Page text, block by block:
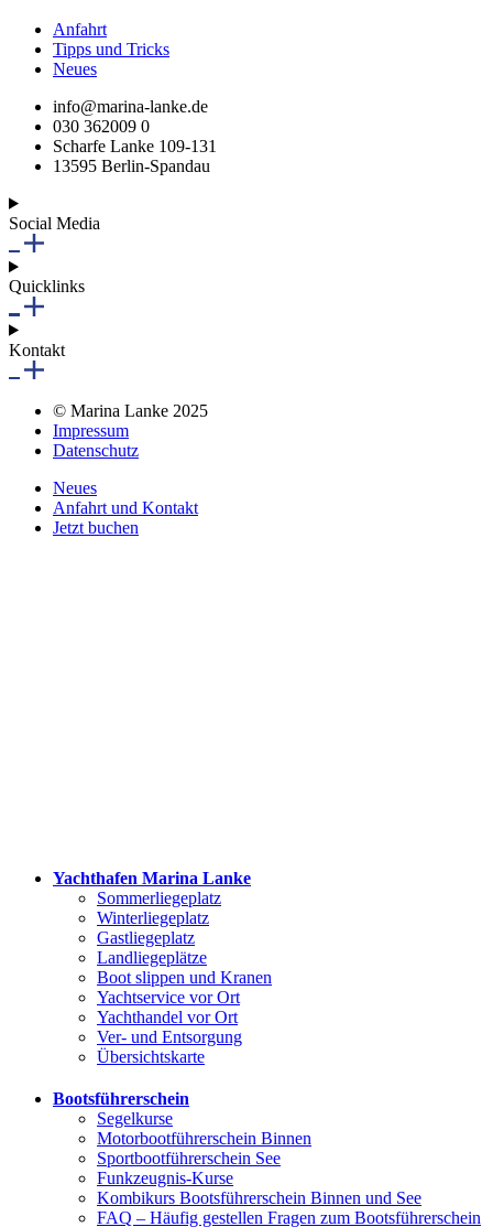
Anfahrt
Tipps und Tricks
Neues
info@marina-lanke.de
030 362009 0
Scharfe Lanke 109-131
13595 Berlin-Spandau
Social Media
Quicklinks
Kontakt
© Marina Lanke 2025
Impressum
Datenschutz
Neues
Anfahrt und Kontakt
Jetzt buchen
Yachthafen Marina Lanke
Sommerliegeplatz
Winterliegeplatz
Gastliegeplatz
Landliegeplätze
Boot slippen und Kranen
Yachtservice vor Ort
Yachthandel vor Ort
Ver- und Entsorgung
Übersichtskarte
Bootsführerschein
Segelkurse
Motorbootführerschein Binnen
Sportbootführerschein See
Funkzeugnis-Kurse
Kombikurs Bootsführerschein Binnen und See
FAQ – Häufig gestellen Fragen zum Bootsführerschein